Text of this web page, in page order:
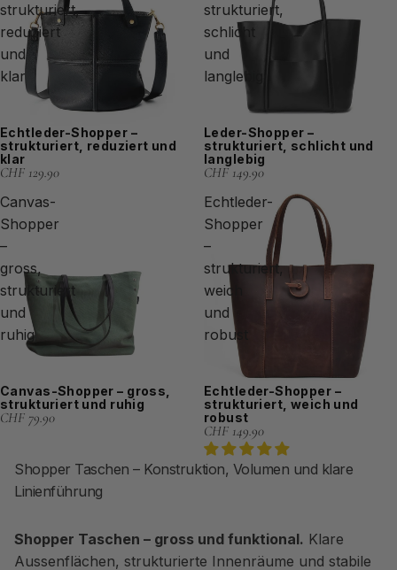
strukturiert,
reduziert
und
klar
Echtleder-Shopper –
strukturiert, reduziert und
klar
CHF 129.90
strukturiert,
schlicht
und
langlebig
Leder-Shopper –
strukturiert, schlicht und
langlebig
CHF 149.90
Canvas-
Shopper
–
gross,
strukturiert
und
ruhig
Canvas-Shopper – gross,
strukturiert und ruhig
CHF 79.90
Echtleder-
Shopper
–
strukturiert,
weich
und
robust
Echtleder-Shopper –
strukturiert, weich und
robust
CHF 149.90
Shopper Taschen – Konstruktion, Volumen und klare
Linienführung
Shopper Taschen – gross und funktional. Klare
Aussenflächen, strukturierte Innenräume und stabile